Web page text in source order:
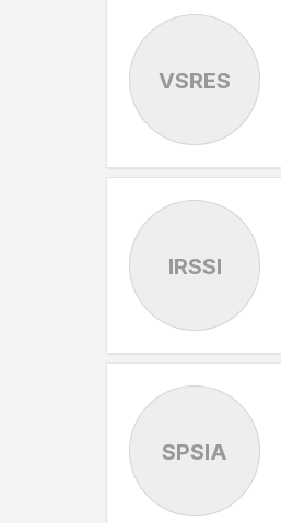
VSRES
IRSSI
SPSIA